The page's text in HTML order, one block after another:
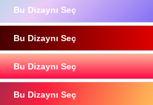
Bu Dizaynı Seç
Bu Dizaynı Seç
Bu Dizaynı Seç
Bu Dizaynı Seç